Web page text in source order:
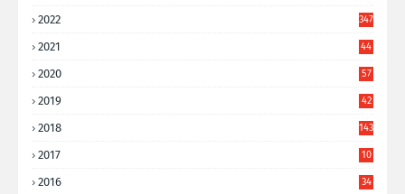
2022 347
2021
44
2020
57
2019
42
2018 143
2017
10
2016
34